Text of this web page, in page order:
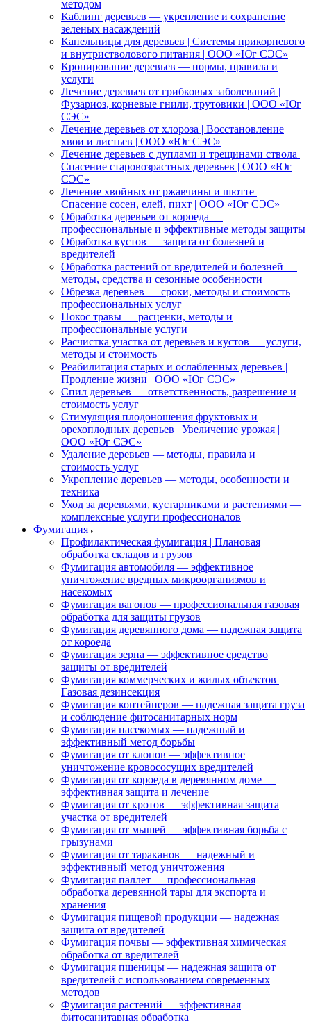
методом
Каблинг деревьев — укрепление и сохранение
зеленых насаждений
Капельницы для деревьев | Системы прикорневого
и внутристволового питания | ООО «Юг СЭС»
Кронирование деревьев — нормы, правила и
услуги
Лечение деревьев от грибковых заболеваний |
Фузариоз, корневые гнили, трутовики | ООО «Юг
СЭС»
Лечение деревьев от хлороза | Восстановление
хвои и листьев | ООО «Юг СЭС»
Лечение деревьев с дуплами и трещинами ствола |
Спасение старовозрастных деревьев | ООО «Юг
СЭС»
Лечение хвойных от ржавчины и шютте |
Спасение сосен, елей, пихт | ООО «Юг СЭС»
Обработка деревьев от короеда —
профессиональные и эффективные методы защиты
Обработка кустов — защита от болезней и
вредителей
Обработка растений от вредителей и болезней —
методы, средства и сезонные особенности
Обрезка деревьев — сроки, методы и стоимость
профессиональных услуг
Покос травы — расценки, методы и
профессиональные услуги
Расчистка участка от деревьев и кустов — услуги,
методы и стоимость
Реабилитация старых и ослабленных деревьев |
Продление жизни | ООО «Юг СЭС»
Спил деревьев — ответственность, разрешение и
стоимость услуг
Стимуляция плодоношения фруктовых и
орехоплодных деревьев | Увеличение урожая |
ООО «Юг СЭС»
Удаление деревьев — методы, правила и
стоимость услуг
Укрепление деревьев — методы, особенности и
техника
Уход за деревьями, кустарниками и растениями —
комплексные услуги профессионалов
Фумигация
Профилактическая фумигация | Плановая
обработка складов и грузов
Фумигация автомобиля — эффективное
уничтожение вредных микроорганизмов и
насекомых
Фумигация вагонов — профессиональная газовая
обработка для защиты грузов
Фумигация деревянного дома — надежная защита
от короеда
Фумигация зерна — эффективное средство
защиты от вредителей
Фумигация коммерческих и жилых объектов |
Газовая дезинсекция
Фумигация контейнеров — надежная защита груза
и соблюдение фитосанитарных норм
Фумигация насекомых — надежный и
эффективный метод борьбы
Фумигация от клопов — эффективное
уничтожение кровососущих вредителей
Фумигация от короеда в деревянном доме —
эффективная защита и лечение
Фумигация от кротов — эффективная защита
участка от вредителей
Фумигация от мышей — эффективная борьба с
грызунами
Фумигация от тараканов — надежный и
эффективный метод уничтожения
Фумигация паллет — профессиональная
обработка деревянной тары для экспорта и
хранения
Фумигация пищевой продукции — надежная
защита от вредителей
Фумигация почвы — эффективная химическая
обработка от вредителей
Фумигация пшеницы — надежная защита от
вредителей с использованием современных
методов
Фумигация растений — эффективная
фитосанитарная обработка